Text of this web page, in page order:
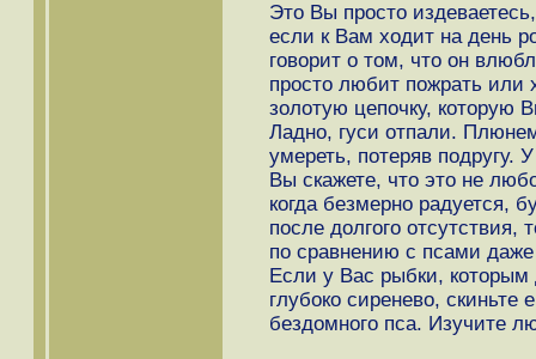
Это Вы просто
если к Вам ходит на день
говорит о том, что он
просто любит пожрать или
золотую цепочку, которую
Ладно, гуси отпали.
умереть, потеряв подругу.
Вы скажете, что это не
когда безмерно радуется,
после долгого отсутствия,
по сравнению с псами
Если у Вас рыбки,
глубоко сиренево, скиньте
бездомного пса. Изучите